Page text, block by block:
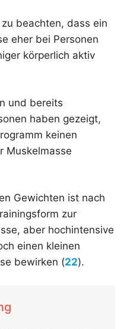
beachten, dass ein
eher bei Personen
körperlich aktiv
und bereits
haben gezeigt,
keinen
Muskelmasse
Gewichten ist nach
zur
aber hochintensive
einen kleinen
bewirken (22).